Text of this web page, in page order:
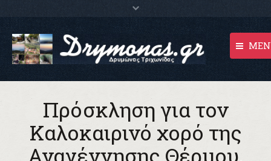
Χωριό
Τουρισμός
Email:
Πρόσκληση για τον
Καλοκαιρινό χορό της
Αναγέννησης Θέρμου.